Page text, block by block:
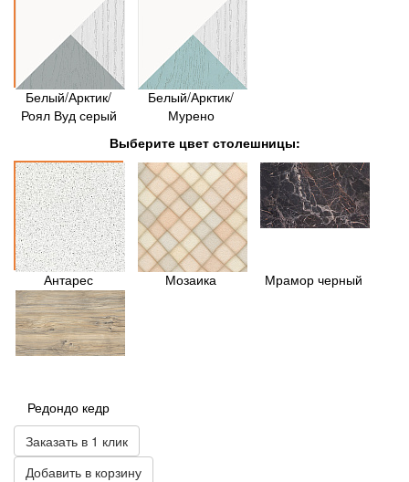
Белый/Арктик/
Роял Вуд серый
Белый/Арктик/
Мурено
Выберите цвет столешницы:
Антарес Мозаика Мрамор черный
Редондо кедр
Заказать в 1 клик
Добавить в корзину